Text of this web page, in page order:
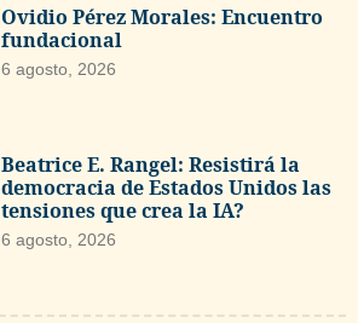
Ovidio Pérez Morales: Encuentro
fundacional
6 agosto, 2026
Beatrice E. Rangel: Resistirá la
democracia de Estados Unidos las
tensiones que crea la IA?
6 agosto, 2026